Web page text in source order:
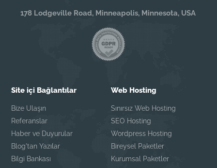
178 Lodgeville Road, Minneapolis, Minnesota, USA
Site içi Bağlantılar
Bize Ulaşın
Referanslar
Haber ve Duyurular
Blog'tan Yazılar
Bilgi Bankası
Web Hosting
Sınırsız Web Hosting
SEO Hosting
Wordpress Hosting
Bireysel Paketler
Kurumsal Paketler